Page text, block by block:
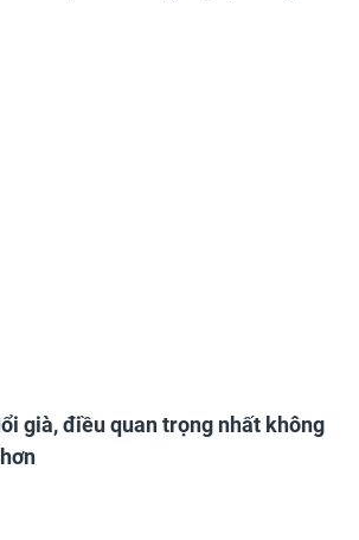
già, điều quan trọng nhất không